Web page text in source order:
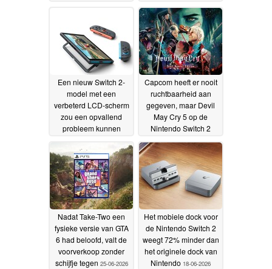
07-2026
naar een volledig
digitaal platform02-07-
2026
Een nieuw Switch 2-
model met een
verbeterd LCD-scherm
zou een opvallend
probleem kunnen
Capcom heeft er nooit
ruchtbaarheid aan
gegeven, maar Devil
May Cry 5 op de
Nintendo Switch 2
snelheid tot 120 FPS
en presteert daarmee
beter dan de PS4-
versie28-06-2026
Nadat Take-Two een
fysieke versie van GTA
6 had beloofd, valt de
voorverkoop zonder
schijfje tegen 25-06-2026
Het mobiele dock voor
de Nintendo Switch 2
weegt 72% minder dan
het originele dock van
Nintendo 18-06-2026